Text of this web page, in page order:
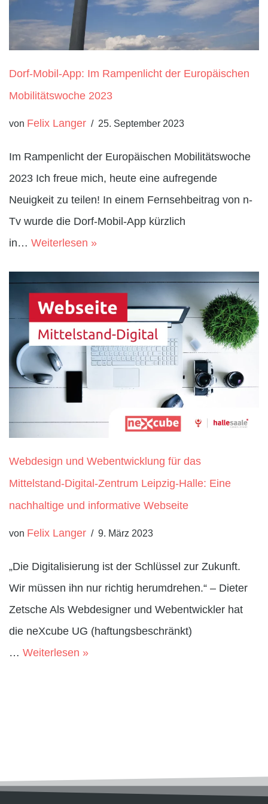
Dorf-Mobil-App: Im Rampenlicht der Europäischen
Mobilitätswoche 2023
von Felix Langer 25. September 2023
Im Rampenlicht der Europäischen Mobilitätswoche
2023 Ich freue mich, heute eine aufregende
Neuigkeit zu teilen! In einem Fernsehbeitrag von n-
Tv wurde die Dorf-Mobil-App kürzlich
in… Weiterlesen »
Webdesign und Webentwicklung für das
Mittelstand-Digital-Zentrum Leipzig-Halle: Eine
nachhaltige und informative Webseite
von Felix Langer 9. März 2023
„Die Digitalisierung ist der Schlüssel zur Zukunft.
Wir müssen ihn nur richtig herumdrehen.“ – Dieter
Zetsche Als Webdesigner und Webentwickler hat
die neXcube UG (haftungsbeschränkt)
… Weiterlesen »